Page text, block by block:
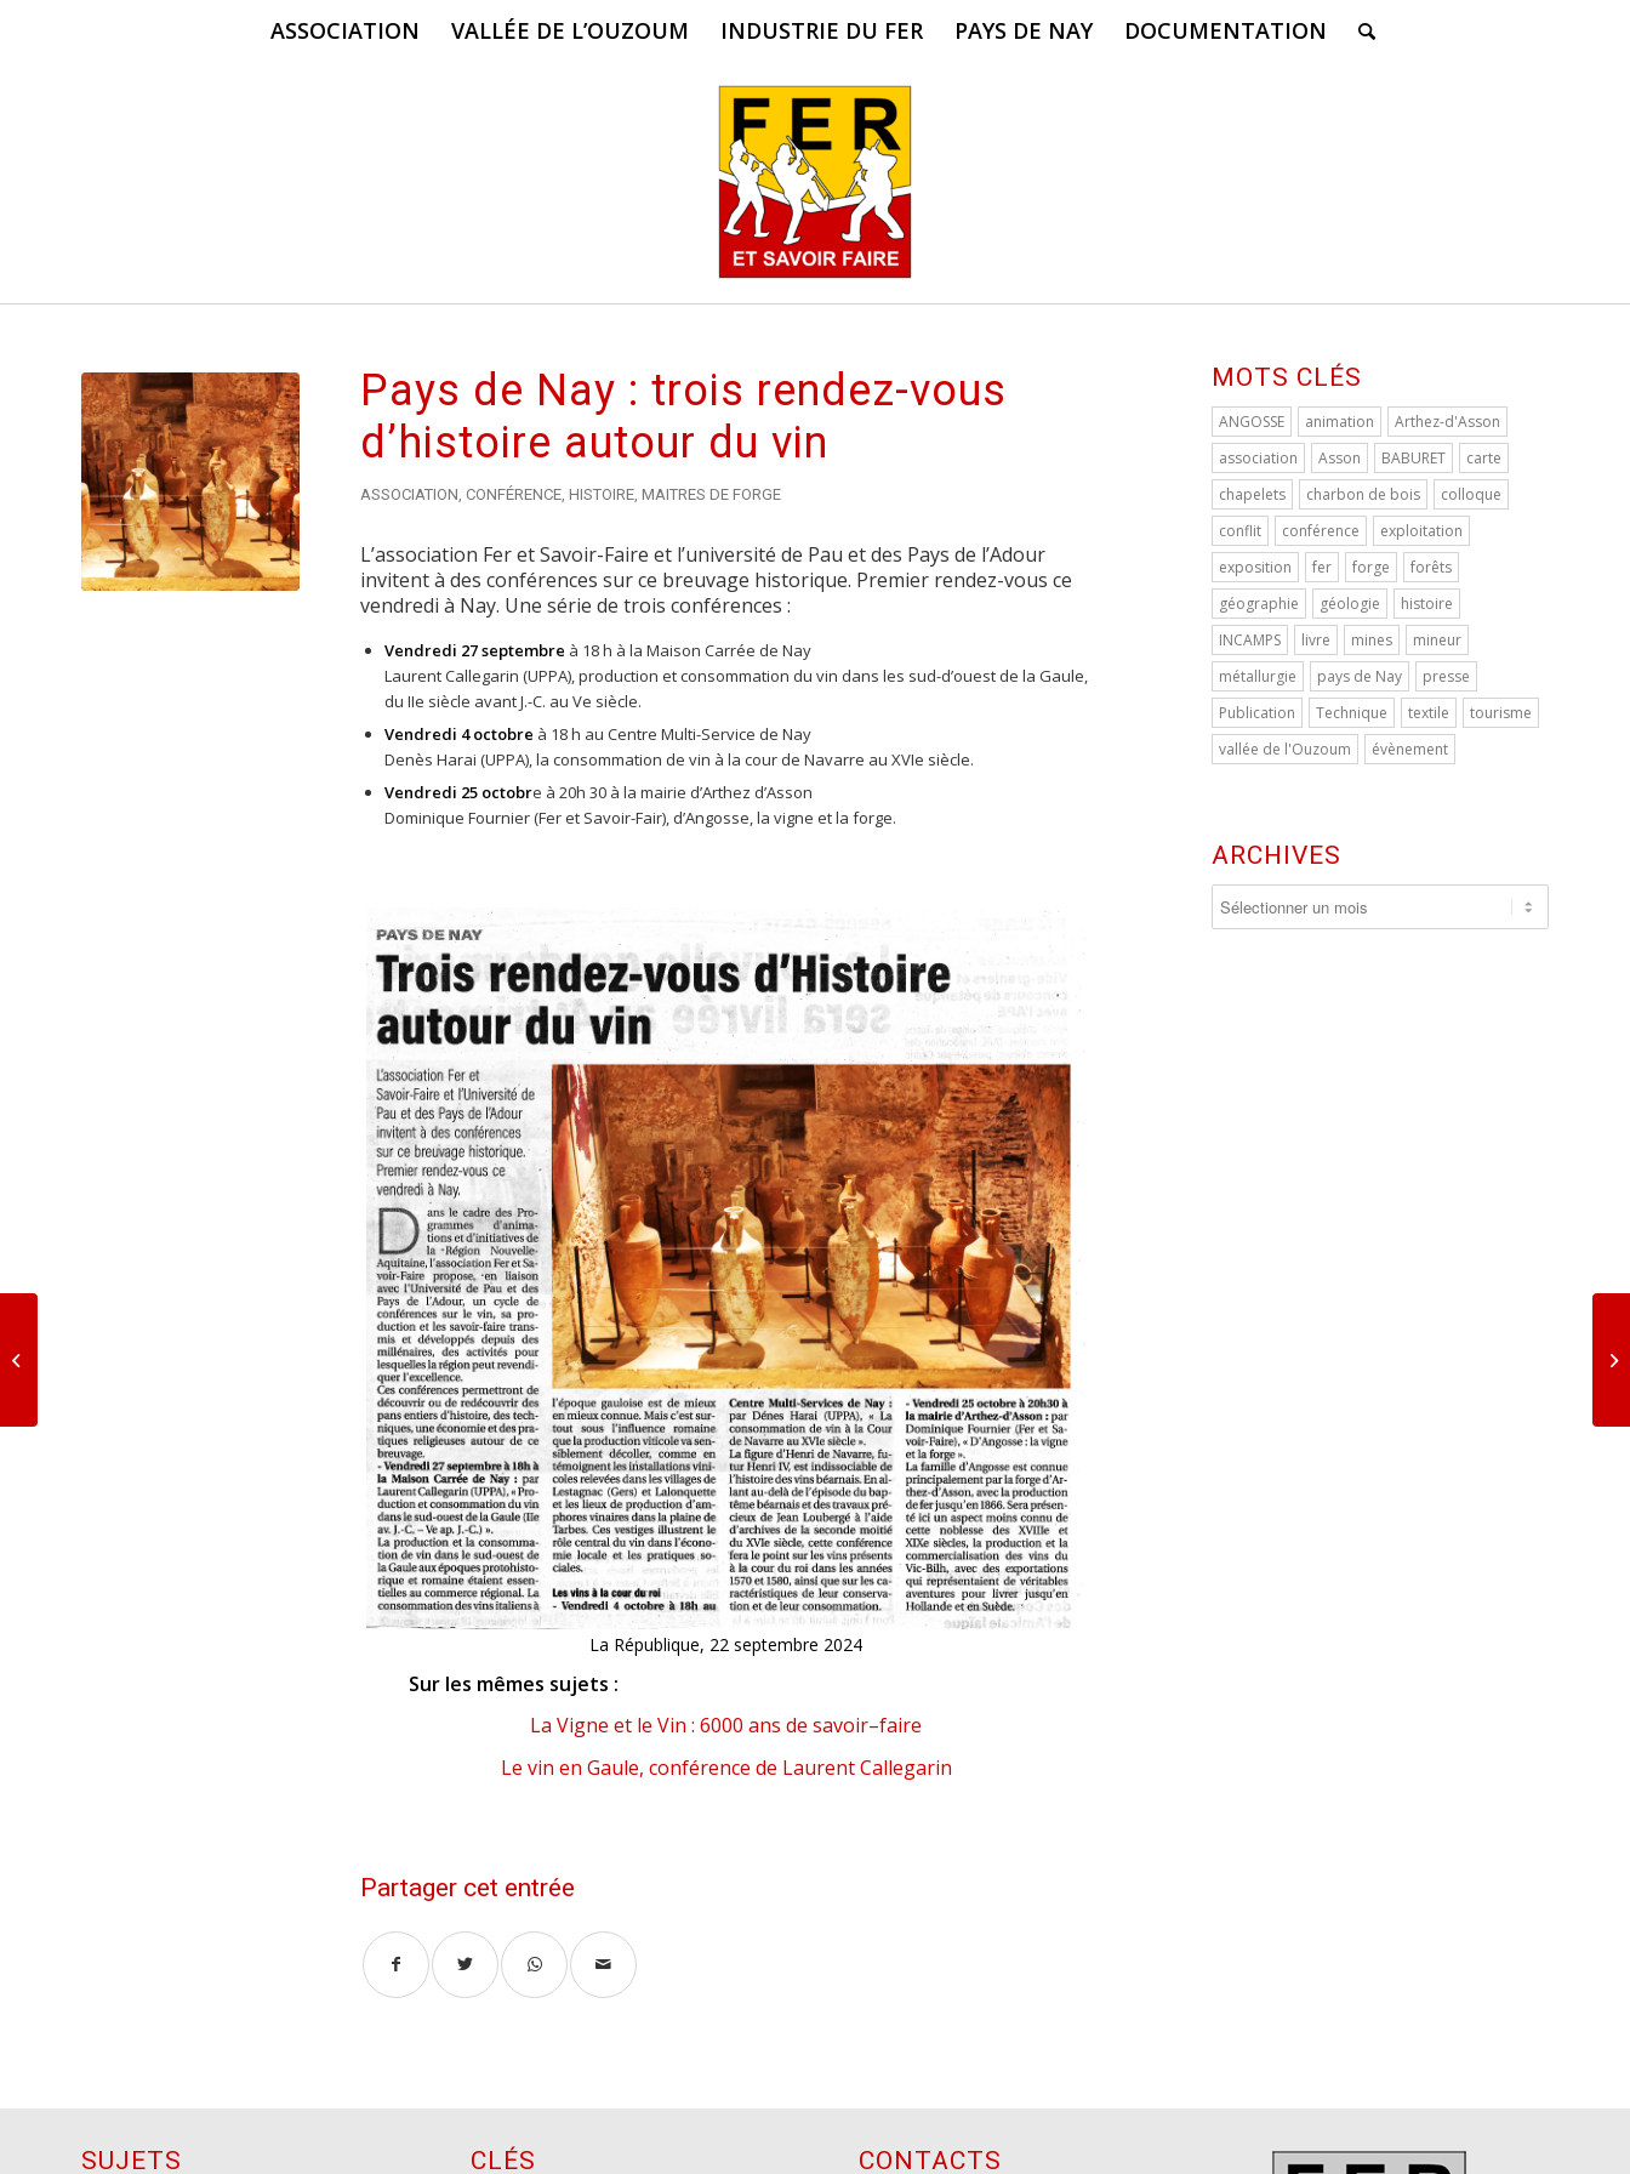
ASSOCIATION VALLÉE DE L’OUZOUM INDUSTRIE DU FER PAYS DE NAY DOCUMENTATION
Pays de Nay : trois rendez-vous
d’histoire autour du vin
ASSOCIATION, CONFÉRENCE, HISTOIRE, MAITRES DE FORGE
L’association Fer et Savoir-Faire et l’université de Pau et des Pays de l’Adour
invitent à des conférences sur ce breuvage historique. Premier rendez-vous ce
vendredi à Nay. Une série de trois conférences :
Vendredi 27 septembre à 18 h à la Maison Carrée de Nay
Laurent Callegarin (UPPA), production et consommation du vin dans les sud-d’ouest de la Gaule,
du IIe siècle avant J.-C. au Ve siècle.
Vendredi 4 octobre à 18 h au Centre Multi-Service de Nay
Denès Harai (UPPA), la consommation de vin à la cour de Navarre au XVIe siècle.
Vendredi 25 octobre à 20h 30 à la mairie d’Arthez d’Asson
Dominique Fournier (Fer et Savoir-Fair), d’Angosse, la vigne et la forge.
La République, 22 septembre 2024
Sur les mêmes sujets :
La Vigne et le Vin : 6000 ans de savoir–faire
Le vin en Gaule, conférence de Laurent Callegarin
Partager cet entrée
MOTS CLÉS
ANGOSSE animation
Arthez-d'Asson
association
Asson BABURET
carte
chapelets
charbon de bois
colloque
conflit
conférence
exploitation
exposition
fer forge
forêts
géographie
géologie
histoire
INCAMPS
livre mines
mineur
métallurgie
pays de Nay
presse
Publication
Technique textile
tourisme
vallée de l'Ouzoum
évènement
ARCHIVES
SUJETS CLÉS CONTACTS